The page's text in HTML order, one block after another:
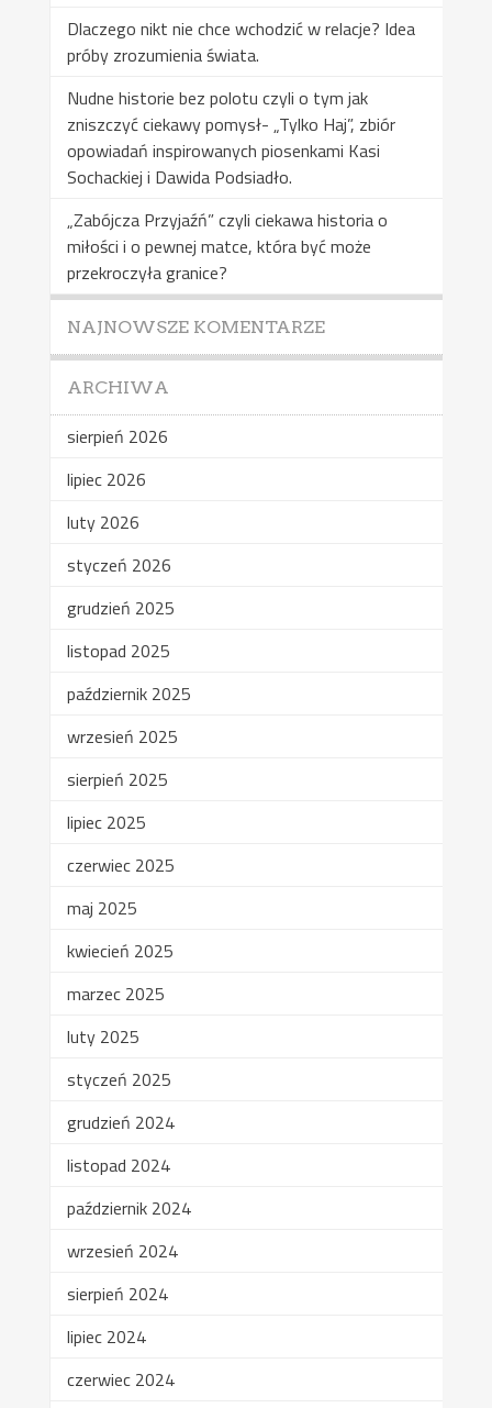
Dlaczego nikt nie chce wchodzić w relacje? Idea
próby zrozumienia świata.
Nudne historie bez polotu czyli o tym jak
zniszczyć ciekawy pomysł- „Tylko Haj”, zbiór
opowiadań inspirowanych piosenkami Kasi
Sochackiej i Dawida Podsiadło.
„Zabójcza Przyjaźń” czyli ciekawa historia o
miłości i o pewnej matce, która być może
przekroczyła granice?
NAJNOWSZE KOMENTARZE
ARCHIWA
sierpień 2026
lipiec 2026
luty 2026
styczeń 2026
grudzień 2025
listopad 2025
październik 2025
wrzesień 2025
sierpień 2025
lipiec 2025
czerwiec 2025
maj 2025
kwiecień 2025
marzec 2025
luty 2025
styczeń 2025
grudzień 2024
listopad 2024
październik 2024
wrzesień 2024
sierpień 2024
lipiec 2024
czerwiec 2024